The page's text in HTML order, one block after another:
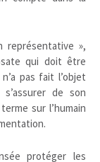
représentative »,
qui doit être
pas fait l’objet
de son
sur l’humain
protéger les